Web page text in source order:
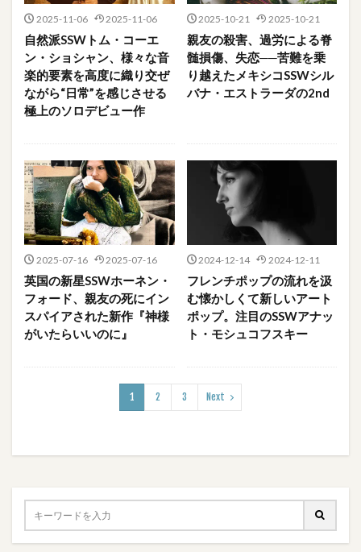
2025-11-06 2025-11-06
自然派SSWトム・コーエ
ン・ショシャン、様々な音
楽的要素を高度に織り交ぜ
ながら“日常”を感じさせる
極上のソロデビュー作
2025-10-21 2025-10-21
親友の殺害、過労による脊
髄損傷、失恋──苦難を乗
り越えたメキシコSSWシル
バナ・エストラーダの2nd
2025-07-16 2025-07-16
英国の新星SSWホーネン・
フォード、親友の死にイン
スパイアされた新作『神様
がいたらいいのに』
2024-12-14 2024-12-11
フレンチポップの流れを汲
む懐かしくて新しいアート
ポップ。注目のSSWアナッ
ト・モシュコフスキー
1 2 3 Next